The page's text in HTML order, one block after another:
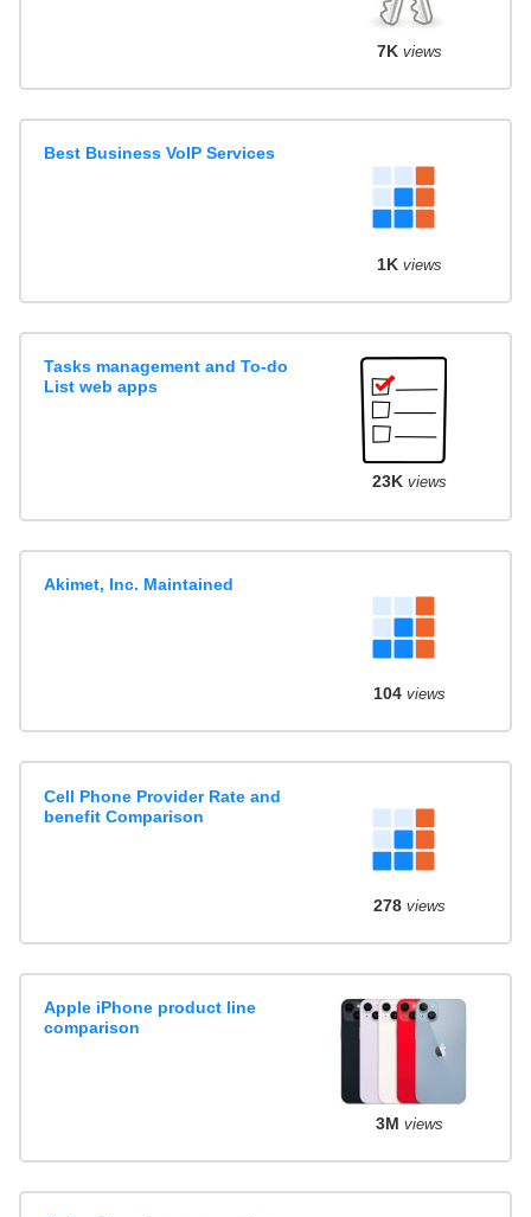
7K views
Best Business VoIP Services
1K views
Tasks management and To-do
List web apps
23K views
Akimet, Inc. Maintained
104views
Cell Phone Provider Rate and
benefit Comparison
278views
Apple iPhone product line
comparison
3M views